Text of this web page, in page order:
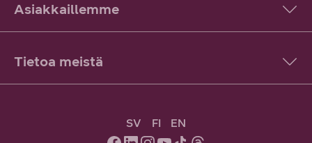
Asiakkaillemme
Tietoa meistä
SV FI EN